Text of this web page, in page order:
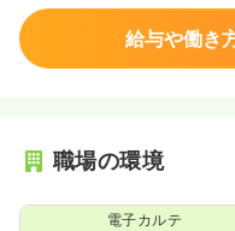
給与や働き
職場の環境
電子カルテ